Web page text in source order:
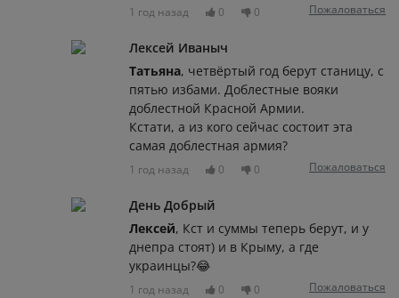
1 год назад 0 0 Пожаловаться
Лексей Иваныч
Татьяна, четвёртый год берут станицу, с
пятью избами. Доблестные вояки
доблестной Красной Армии.
Кстати, а из кого сейчас состоит эта
самая доблестная армия?
1 год назад 0 0 Пожаловаться
День Добрый
Лексей, Кст и суммы теперь берут, и у
днепра стоят) и в Крыму, а где
украинцы?😂
1 год назад 0 0 Пожаловаться